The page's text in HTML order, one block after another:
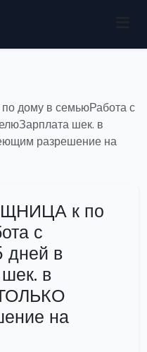
дому в семьюРабота с
шек. в
разрешение на
к по
с
дней в
в
на